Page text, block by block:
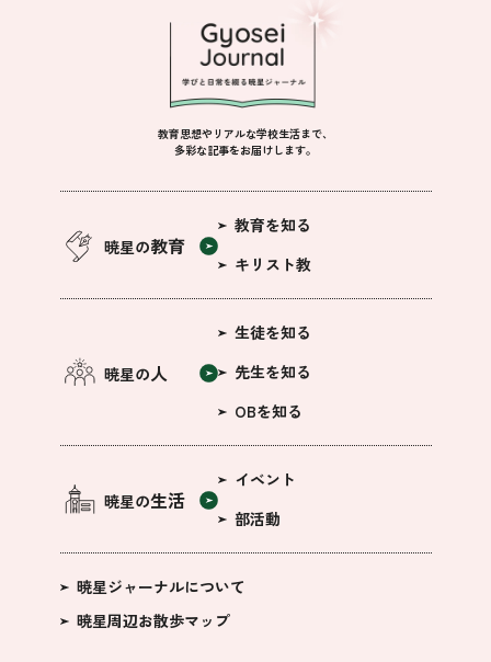
教育思想やリアルな学校生活まで、
多彩な記事をお届けします。
暁星の教育
教育を知る
キリスト教
暁星の人
生徒を知る
先生を知る
OBを知る
暁星の生活
イベント
部活動
暁星ジャーナルについて
暁星周辺お散歩マップ